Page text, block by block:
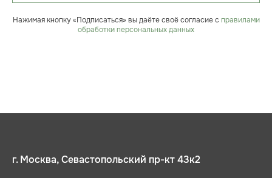
Нажимая кнопку «Подписаться» вы даёте своё согласие с правилами
обработки персональных данных
г. Москва, Севастопольский пр-кт 43к2